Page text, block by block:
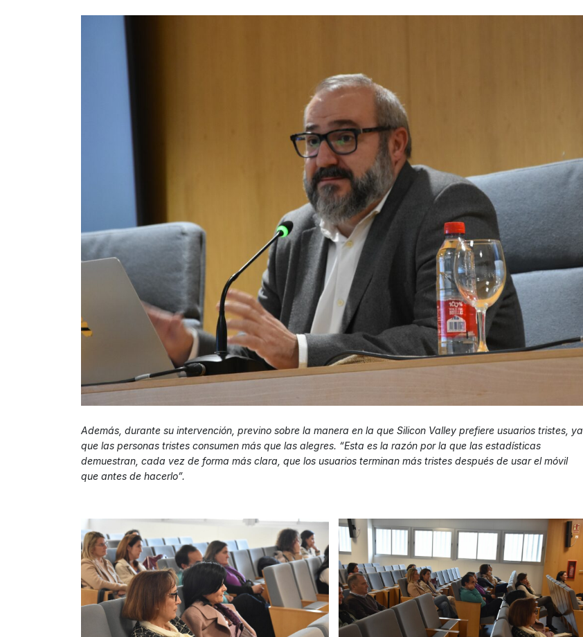
Además, durante su intervención, previno sobre la manera en la que Silicon Valley prefiere usuarios tristes, ya
que las personas tristes consumen más que las alegres. “Esta es la razón por la que las estadísticas
demuestran, cada vez de forma más clara, que los usuarios terminan más tristes después de usar el móvil
que antes de hacerlo”.